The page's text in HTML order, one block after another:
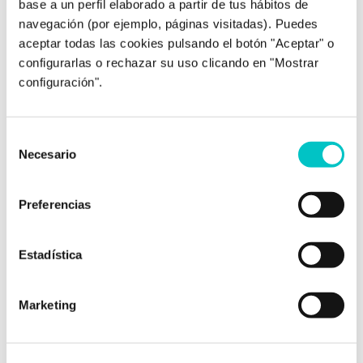
base a un perfil elaborado a partir de tus hábitos de
navegación (por ejemplo, páginas visitadas). Puedes
aceptar todas las cookies pulsando el botón "Aceptar" o
configurarlas o rechazar su uso clicando en "Mostrar
configuración".
Necesario
Preferencias
Estadística
Marketing
de participar en el congreso Better By
Sciencie en Granada: Rigor y Ciencia.
Nutrición, Ejercicio y Psicología Deportiva se
unen para mejorar el rendimiento del
deportista. Aquí os dejo el cartel completo:
supervisado por Zoraida Rodríguez, directora
saber más
Cuando el orgullo mueve